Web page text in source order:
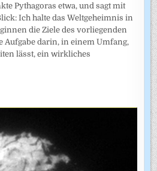
Pythagoras etwa, und sagt mit
Ich halte das Weltgeheimnis in
die Ziele des vorliegenden
Aufgabe darin, in einem Umfang,
lässt, ein wirkliches